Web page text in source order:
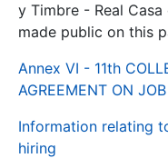
Show/Hide
y Timbre - Real
made public on this
Annex VI - 11th
AGREEMENT ON
Information relating
hiring